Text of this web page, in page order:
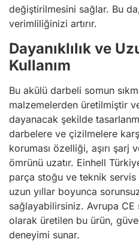
değiştirilmesini sağlar. Bu da,
verimliliğinizi artırır.
Dayanıklılık ve
Kullanım
Bu akülü darbeli somun
malzemelerden üretilmiştir
dayanacak şekilde
darbelere ve çizilmelere
koruması özelliği, aşırı şarj
ömrünü uzatır. Einhell
parça stoğu ve teknik servis
uzun yıllar boyunca
sağlayabilirsiniz. Avrupa CE
olarak üretilen bu ürün,
deneyimi sunar.